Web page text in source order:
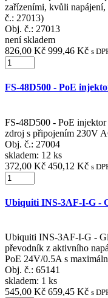
zařízeními, kvůli napájení,
č.: 27013)
Obj. č.: 27013
není skladem
826,00 Kč 999,46 Kč s
FS-48D500 - PoE
FS-48D500 - PoE
zdroj s připojením 230V
Obj. č.: 27004
skladem: 12 ks
372,00 Kč 450,12 Kč s
Ubiquiti INS-3AF-I-G -
Ubiquiti INS-3AF-I-G -
převodník z aktivního
PoE 24V/0.5A s
Obj. č.: 65141
skladem: 1 ks
545,00 Kč 659,45 Kč s